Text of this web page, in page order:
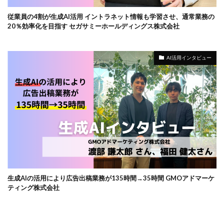
従業員の4割が生成AI活用 イントラネット情報も学習させ、通常業務の
20％効率化を目指す セガサミーホールディングス株式会社
AI活用インタビュー
生成AIの活用により広告出稿業務が135時間→35時間 GMOアドマーケ
ティング株式会社